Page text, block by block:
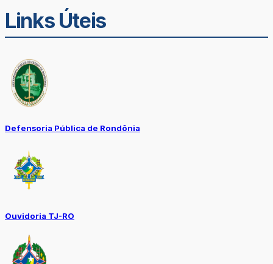
Links Úteis
Defensoria Pública de Rondônia
Ouvidoria TJ-RO